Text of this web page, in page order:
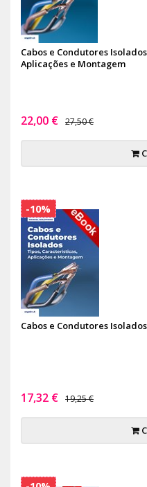
Cabos e Condutores
Aplicações e Montagem
22,00 € 27,50 €
Cabos e Condutores
17,32 € 19,25 €
-10%